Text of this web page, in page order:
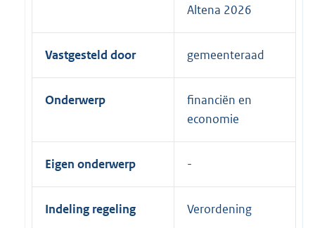
Altena 2026
Vastgesteld door gemeenteraad
Onderwerp
financiën en
economie
Eigen onderwerp
Indeling regeling Verordening